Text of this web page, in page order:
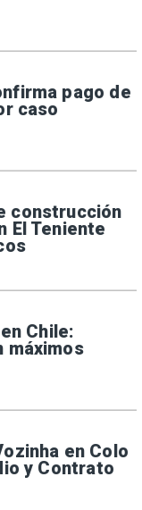
pago de
caso
construcción
El Teniente
Chile:
máximos
en Colo
y Contrato